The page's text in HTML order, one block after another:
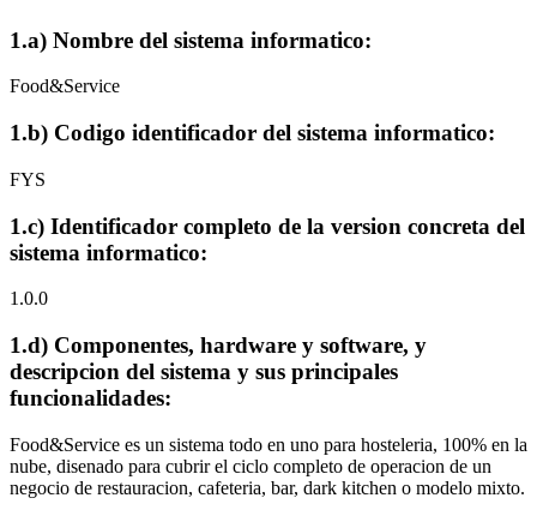
1.a) Nombre del sistema informatico:
Food&Service
1.b) Codigo identificador del sistema informatico:
FYS
1.c) Identificador completo de la version concreta del
sistema informatico:
1.0.0
1.d) Componentes, hardware y software, y
descripcion del sistema y sus principales
funcionalidades:
Food&Service es un sistema todo en uno para hosteleria, 100% en la
nube, disenado para cubrir el ciclo completo de operacion de un
negocio de restauracion, cafeteria, bar, dark kitchen o modelo mixto.